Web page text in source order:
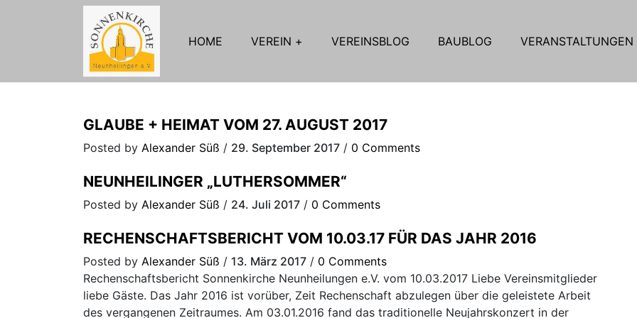
HOME VEREIN VEREINSBLOG BAUBLOG VERANSTALTUNGEN
GLAUBE + HEIMAT VOM 27. AUGUST 2017
Posted by Alexander Süß / 29. September 2017 / 0 Comments
NEUNHEILINGER „LUTHERSOMMER“
Posted by Alexander Süß / 24. Juli 2017 / 0 Comments
RECHENSCHAFTSBERICHT VOM 10.03.17 FÜR DAS JAHR 2016
Posted by Alexander Süß / 13. März 2017 / 0 Comments
Rechenschaftsbericht Sonnenkirche Neunheilungen e.V. vom 10.03.2017 Liebe Vereinsmitglieder
liebe Gäste. Das Jahr 2016 ist vorüber, Zeit Rechenschaft abzulegen über die geleistete Arbeit
des vergangenen Zeitraumes. Am 03.01.2016 fand das traditionelle Neujahrskonzert in der